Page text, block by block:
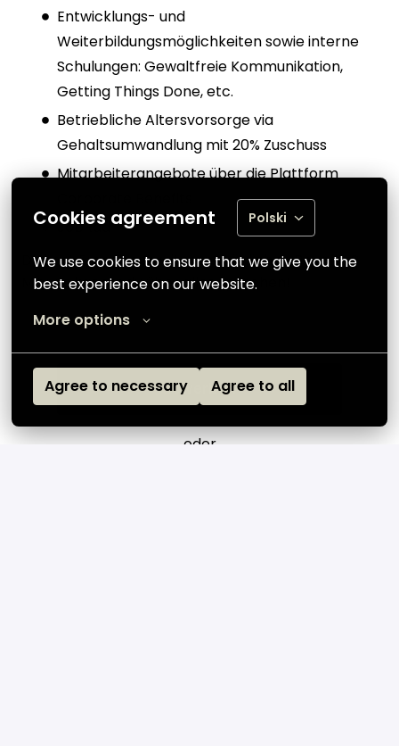
Cookies agreement Polski
We use cookies to ensure that we give you the
best experience on our website.
More options
Agree to necessary Agree to all
Entwicklungs- und
Weiterbildungsmöglichkeiten sowie interne
Schulungen: Gewaltfreie Kommunikation,
Getting Things Done, etc.
Betriebliche Altersvorsorge via
Gehaltsumwandlung mit 20% Zuschuss
Mitarbeiterangebote über die Plattform
JobRad
Du hast Fragen zu weiteren möglichen Benefits?
Mit uns kannst du über alles sprechen!
Bewerben
oder